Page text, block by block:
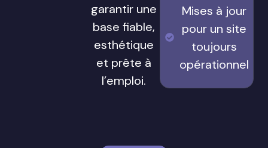
garantir une
base fiable,
esthétique
et prête à
l’emploi.
Mises à jour
pour un site
toujours
opérationnel